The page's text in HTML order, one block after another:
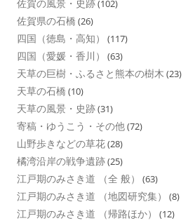
佐賀の風景・史跡(102)
佐賀県の石橋 (26)
四国（徳島・高知） (117)
四国（愛媛・香川） (63)
天草の巨樹・ふるさと熊本の樹木 (23)
天草の石橋 (10)
天草の風景・史跡(31)
寄稿・ゆうこう・その他(72)
山野歩きなどの草花(28)
橘湾沿岸の戦争遺跡(25)
江戸期のみさき道 （全 般） (63)
江戸期のみさき道 （地図研究集） (8)
江戸期のみさき道 （帰路ほか） (12)